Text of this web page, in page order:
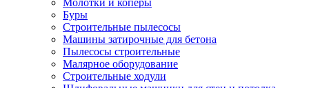
Молотки и коперы
Буры
Строительные пылесосы
Машины затирочные для бетона
Пылесосы строительные
Малярное оборудование
Строительные ходули